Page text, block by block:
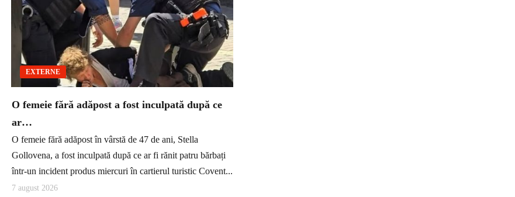
EXTERNE
O femeie fără adăpost a fost inculpată după ce
ar…
O femeie fără adăpost în vârstă de 47 de ani, Stella
Gollovena, a fost inculpată după ce ar fi rănit patru bărbați
într-un incident produs miercuri în cartierul turistic Covent...
7 august 2026